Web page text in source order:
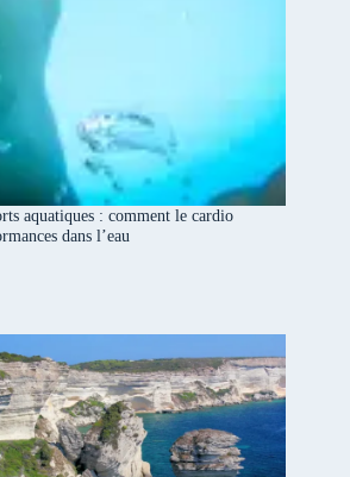
aquatiques : comment le cardio
dans l’eau